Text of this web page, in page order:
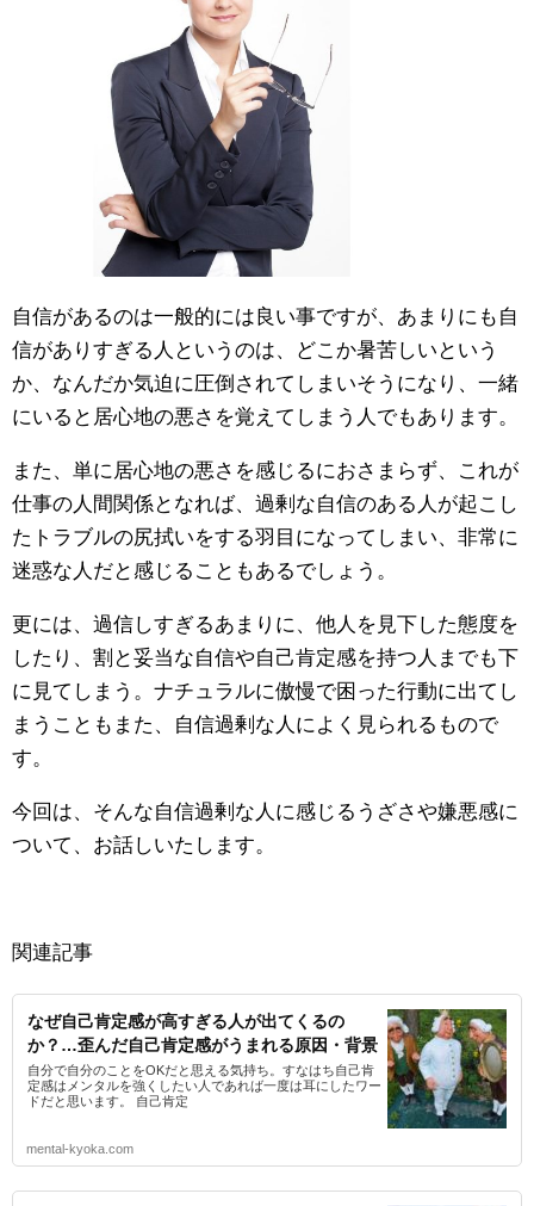
自信があるのは一般的には良い事ですが、あまりにも自
信がありすぎる人というのは、どこか暑苦しいという
か、なんだか気迫に圧倒されてしまいそうになり、一緒
にいると居心地の悪さを覚えてしまう人でもあります。
また、単に居心地の悪さを感じるにおさまらず、これが
仕事の人間関係となれば、過剰な自信のある人が起こし
たトラブルの尻拭いをする羽目になってしまい、非常に
迷惑な人だと感じることもあるでしょう。
更には、過信しすぎるあまりに、他人を見下した態度を
したり、割と妥当な自信や自己肯定感を持つ人までも下
に見てしまう。ナチュラルに傲慢で困った行動に出てし
まうこともまた、自信過剰な人によく見られるもので
す。
今回は、そんな自信過剰な人に感じるうざさや嫌悪感に
ついて、お話しいたします。
関連記事
なぜ自己肯定感が高すぎる人が出てくるの
か？…歪んだ自己肯定感がうまれる原因・背景
自分で自分のことをOKだと思える気持ち。すなはち自己肯
定感はメンタルを強くしたい人であれば一度は耳にしたワー
ドだと思います。 自己肯定
mental-kyoka.com